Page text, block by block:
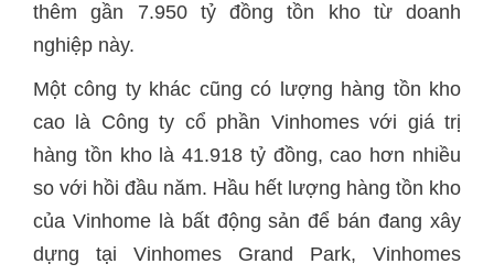
thêm gần 7.950 tỷ đồng tồn kho từ doanh
nghiệp này.
Một công ty khác cũng có lượng hàng tồn kho
cao là Công ty cổ phần Vinhomes với giá trị
hàng tồn kho là 41.918 tỷ đồng, cao hơn nhiều
so với hồi đầu năm. Hầu hết lượng hàng tồn kho
của Vinhome là bất động sản để bán đang xây
dựng tại Vinhomes Grand Park, Vinhomes